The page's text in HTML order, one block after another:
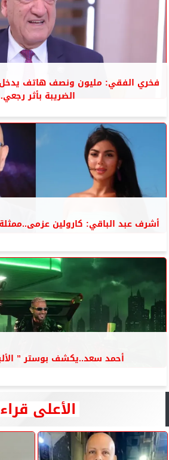
فخري الفقي: مليون ونصف هاتف
الضريبة بأثر
أشرف عبد الباقي: كارولين
أحمد سعد..يكشف بوستر ”
الأعلى